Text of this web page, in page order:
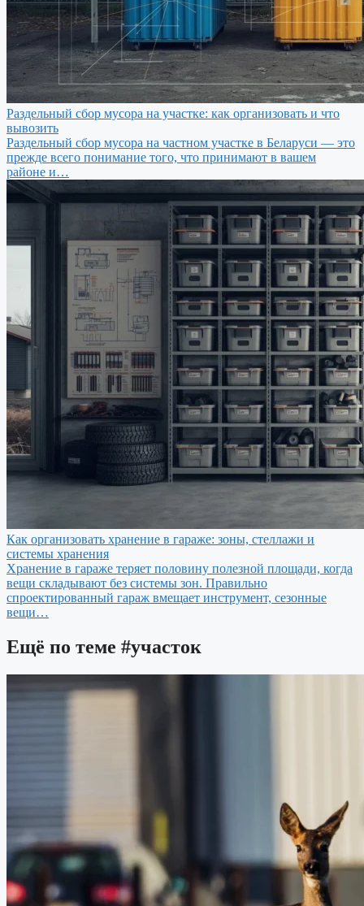
Раздельный сбор мусора на участке: как организовать и что
вывозить
Раздельный сбор мусора на частном участке в Беларуси — это
прежде всего понимание того, что принимают в вашем
районе и…
Как организовать хранение в гараже: зоны, стеллажи и
системы хранения
Хранение в гараже теряет половину полезной площади, когда
вещи складывают без системы зон. Правильно
спроектированный гараж вмещает инструмент, сезонные
вещи…
Ещё по теме #участок